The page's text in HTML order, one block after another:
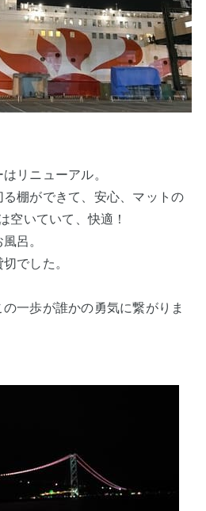
リニューアル。
棚ができて、安心、マットの
空いていて、快適！
呂。
でした。
一歩が誰かの勇気に繋がりま